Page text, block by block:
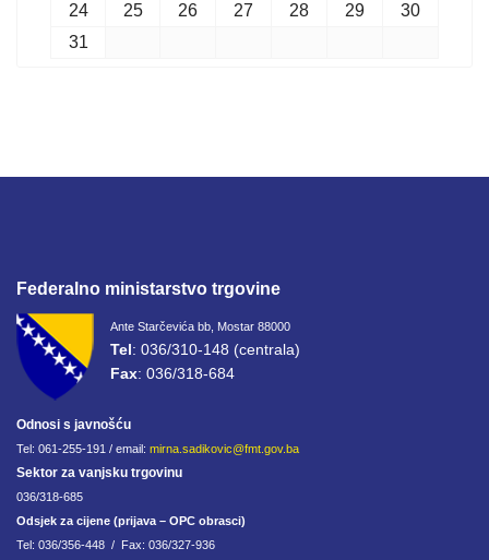
24
25 26 27 28 29
30
31
Federalno ministarstvo trgovine
Ante Starčevića bb, Mostar 88000
Tel: 036/310-148 (centrala)
Fax: 036/318-684
Odnosi s javnošću
Tel: 061-255-191 / email: mirna.sadikovic@fmt.gov.ba
Sektor za vanjsku trgovinu
036/318-685
Odsjek za cijene (prijava – OPC obrasci)
Tel: 036/356-448 / Fax: 036/327-936